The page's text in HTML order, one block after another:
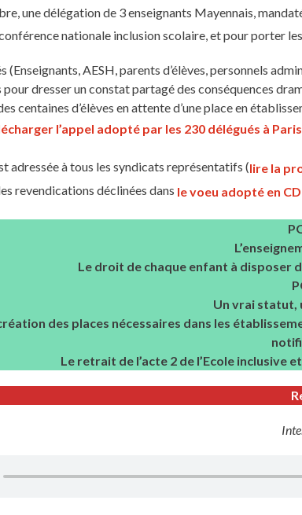
une délégation de 3 enseignants Mayennais,
nationale inclusion scolaire, et pour porter
(Enseignants, AESH, parents d’élèves, personnels
dresser un constat partagé des conséquences
centaines d’élèves en attente d’une place en
l’appel adopté par les 230 délégués à
adressée à tous les syndicats représentatifs (lire la
revendications déclinées dans le voeu adopté en
Le droit de chaque enfant à disposer
Un vrai statut,
des places nécessaires dans les
Le retrait de l’acte 2 de l’Ecole inclusive